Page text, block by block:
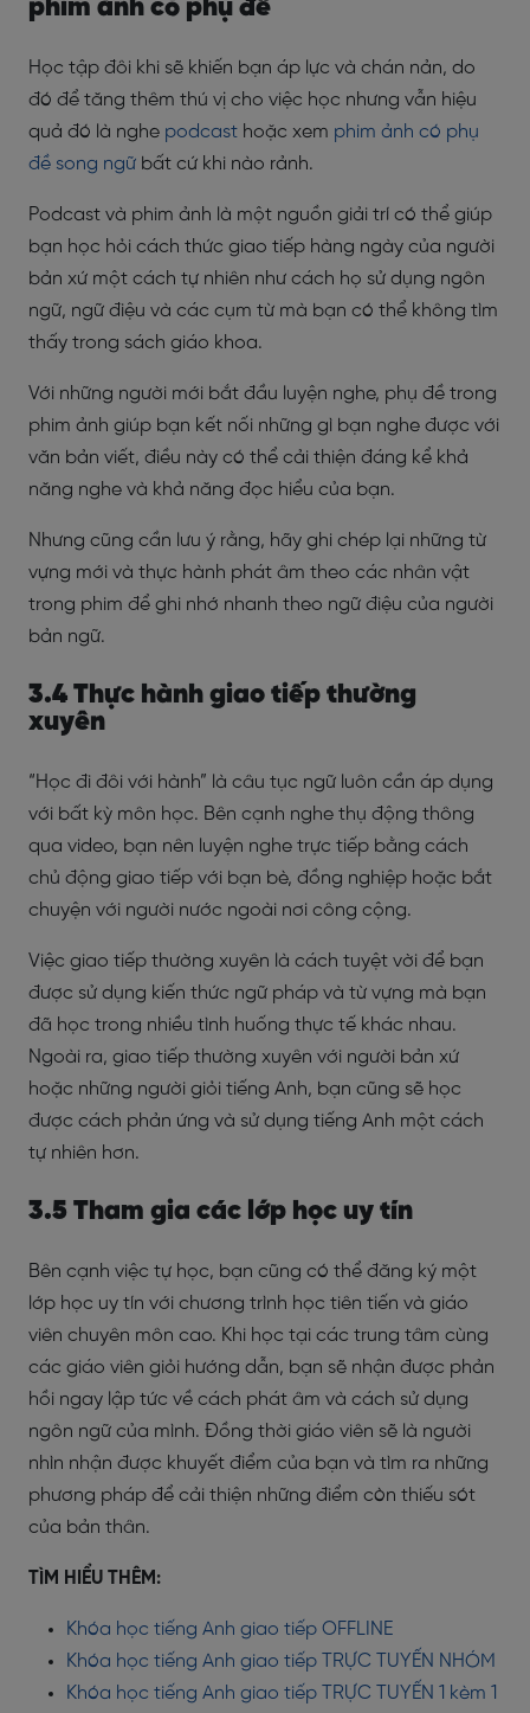
phim ảnh có phụ đề
Học tập đôi khi sẽ khiến bạn áp lực và chán nản, do
đó để tăng thêm thú vị cho việc học nhưng vẫn hiệu
quả đó là nghe podcast hoặc xem phim ảnh có phụ
đề song ngữ bất cứ khi nào rảnh.
Podcast và phim ảnh là một nguồn giải trí có thể giúp
bạn học hỏi cách thức giao tiếp hàng ngày của người
bản xứ một cách tự nhiên như cách họ sử dụng ngôn
ngữ, ngữ điệu và các cụm từ mà bạn có thể không tìm
thấy trong sách giáo khoa.
Với những người mới bắt đầu luyện nghe, phụ đề trong
phim ảnh giúp bạn kết nối những gì bạn nghe được với
văn bản viết, điều này có thể cải thiện đáng kể khả
năng nghe và khả năng đọc hiểu của bạn.
Nhưng cũng cần lưu ý rằng, hãy ghi chép lại những từ
vựng mới và thực hành phát âm theo các nhân vật
trong phim để ghi nhớ nhanh theo ngữ điệu của người
bản ngữ.
3.4 Thực hành giao tiếp thường
xuyên
“Học đi đôi với hành” là câu tục ngữ luôn cần áp dụng
với bất kỳ môn học. Bên cạnh nghe thụ động thông
qua video, bạn nên luyện nghe trực tiếp bằng cách
chủ động giao tiếp với bạn bè, đồng nghiệp hoặc bắt
chuyện với người nước ngoài nơi công cộng.
Việc giao tiếp thường xuyên là cách tuyệt vời để bạn
được sử dụng kiến thức ngữ pháp và từ vựng mà bạn
đã học trong nhiều tình huống thực tế khác nhau.
Ngoài ra, giao tiếp thường xuyên với người bản xứ
hoặc những người giỏi tiếng Anh, bạn cũng sẽ học
được cách phản ứng và sử dụng tiếng Anh một cách
tự nhiên hơn.
3.5 Tham gia các lớp học uy tín
Bên cạnh việc tự học, bạn cũng có thể đăng ký một
lớp học uy tín với chương trình học tiên tiến và giáo
viên chuyên môn cao. Khi học tại các trung tâm cùng
các giáo viên giỏi hướng dẫn, bạn sẽ nhận được phản
hồi ngay lập tức về cách phát âm và cách sử dụng
ngôn ngữ của mình. Đồng thời giáo viên sẽ là người
nhìn nhận được khuyết điểm của bạn và tìm ra những
phương pháp để cải thiện những điểm còn thiếu sót
của bản thân.
TÌM HIỂU THÊM:
Khóa học tiếng Anh giao tiếp OFFLINE
Khóa học tiếng Anh giao tiếp TRỰC TUYẾN NHÓM
Khóa học tiếng Anh giao tiếp TRỰC TUYẾN 1 kèm 1